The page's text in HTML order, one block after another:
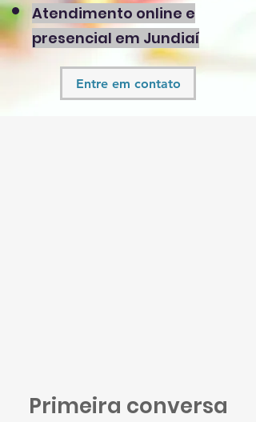
Atendimento online e
presencial em Jundiaí
Entre em contato
Primeira conversa